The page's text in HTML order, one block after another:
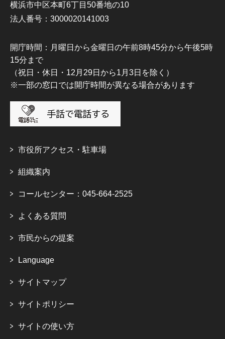
横浜市中区本町6丁目50番地の10
法人番号：3000020141003
開庁時間：月曜日から金曜日の午前8時45分から午後5時
15分まで
（祝日・休日・12月29日から1月3日を除く）
※一部の窓口では開庁時間が異なる場合があります
市役所アクセス・駐車場
組織案内
コールセンター：045-664-2525
よくある質問
市民からの提案
Language
サイトマップ
サイトポリシー
サイトの使い方